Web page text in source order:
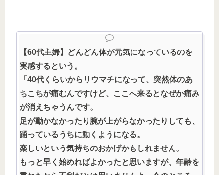
【60代主婦】どんどん体が元気になっているのを
実感するという。
「40代くらいからリウマチになって、突然体のあ
ちこちが痛むんですけど、ここへ来るとなぜか痛み
が消えちゃうんです。
足が動かなかったり腕が上がらなかったりしても、
踊っているうちに動くようになる。
楽しいという気持ちのおかげかもしれません。
もっと早く始めればよかったと思いますが、年齢を